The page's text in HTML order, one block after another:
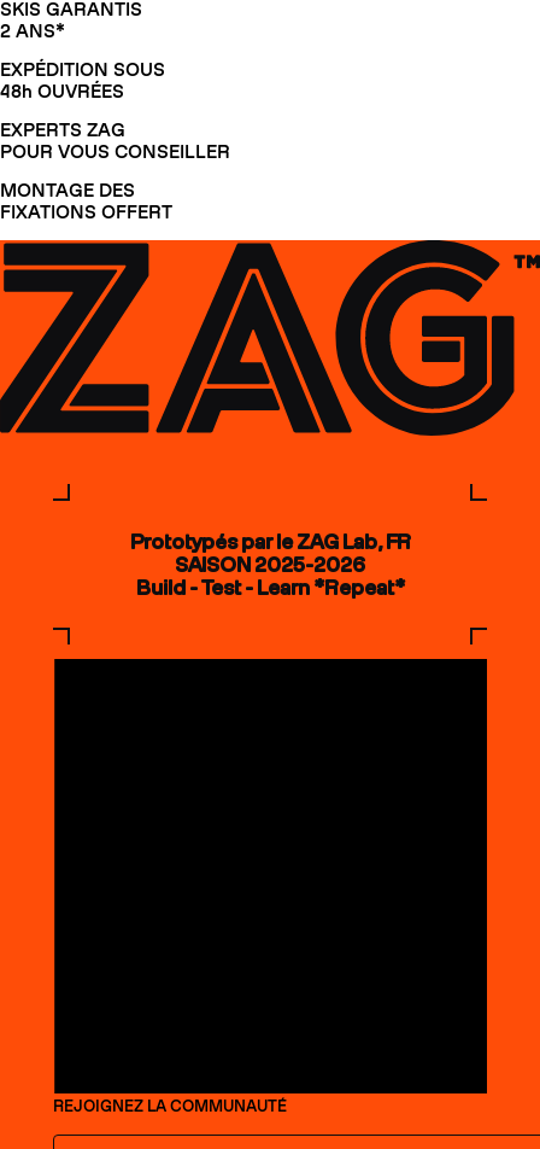
SKIS GARANTIS
2 ANS*
EXPÉDITION SOUS
48h OUVRÉES
EXPERTS ZAG
POUR VOUS CONSEILLER
MONTAGE DES
FIXATIONS OFFERT
Prototypés par le ZAG Lab, FR
SAISON 2025-2026
Build - Test - Learn *Repeat*
REJOIGNEZ LA COMMUNAUTÉ